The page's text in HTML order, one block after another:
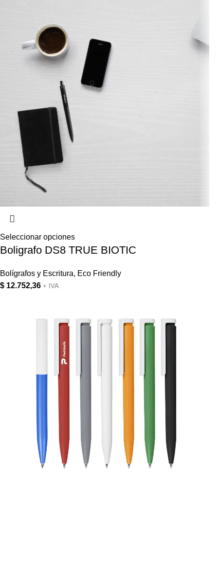
Seleccionar opciones
Boligrafo DS8 TRUE BIOTIC
Bolígrafos y Escritura, Eco Friendly
$ 12.752,36 + IVA